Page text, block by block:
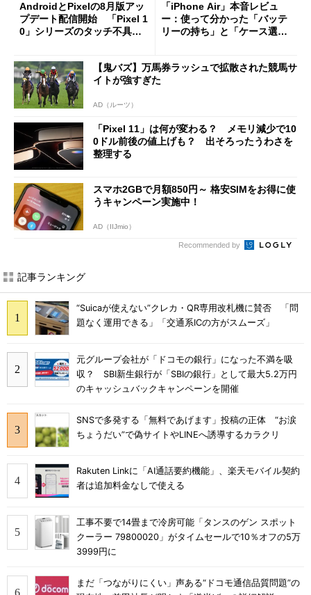
AndroidとPixelの8月版アッ
プデート配信開始 「Pixel 1
0」シリーズのタッチ不具合
「iPhone Air」本音レビュ
ー：使って分かった「バッテ
リーの持ち」と「ケース選
【鬼バズ】万馬券ラッシュで拡散された競馬サ
イトが強すぎた
AD（ルーツ）
「Pixel 11」は何が変わる？ メモリ減少で10
0ドル前後の値上げも？ 出そろったうわさを
整理する
スマホ2GBで月額850円～ 格安SIMをお得に使
うキャンペーン実施中！
AD（IIJmio）
Recommended by
記事ランキング
“Suicaが使えない”クレカ・QR専用改札機に賛否 「問
題なく運用できる」「交通系ICの方がスムーズ」
元グループ会社が「ドコモの銀行」になった不満を吸
収？ SBI新生銀行が「SBIの銀行」として最大5.2万円
のキャッシュバックキャンペーンを開催
SNSで多発する「無料であげます」投稿の正体 “お涙
ちょうだい”で偽サイトやLINEへ誘導するカラクリ
Rakuten Linkに「AI通話要約機能」、楽天モバイル契約
者は追加料金なしで使える
工事不要で14畳まで冷房可能「タンスのゲン スポット
クーラー 79800020」がタイムセールで10％オフの5万
3999円に
まだ「つながりにくい」声ある“ドコモ通信品質問題”の